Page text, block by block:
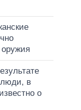
люди, в
о